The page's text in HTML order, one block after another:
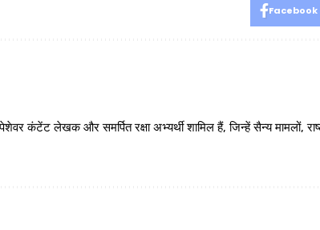
Facebook
कंटेंट लेखक और समर्पित रक्षा अभ्यर्थी शामिल हैं, जिन्हें सैन्य मामलों,